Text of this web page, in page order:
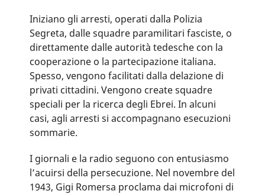
Iniziano gli arresti, operati dalla Polizia
Segreta, dalle squadre paramilitari fasciste, o
direttamente dalle autorità tedesche con la
cooperazione o la partecipazione italiana.
Spesso, vengono facilitati dalla delazione di
privati cittadini. Vengono create squadre
speciali per la ricerca degli Ebrei. In alcuni
casi, agli arresti si accompagnano esecuzioni
sommarie.
I giornali e la radio seguono con entusiasmo
l’acuirsi della persecuzione. Nel novembre del
1943, Gigi Romersa proclama dai microfoni di